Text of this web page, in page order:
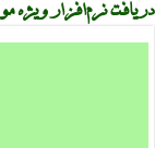
دریافت نرم‌افزار ویژه